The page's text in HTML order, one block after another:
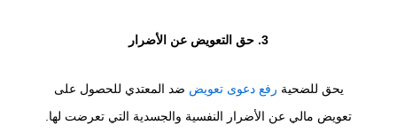
3. حق التعويض عن الأضرار
يحق للضحية رفع دعوى تعويض ضد المعتدي للحصول على
تعويض مالي عن الأضرار النفسية والجسدية التي تعرضت لها.